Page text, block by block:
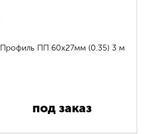
Профиль ПП 60х27мм (0.35) 3 м
под заказ